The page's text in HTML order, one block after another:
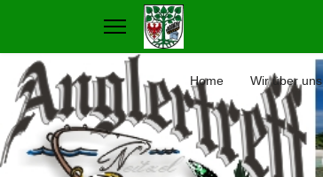
Home Wir über uns